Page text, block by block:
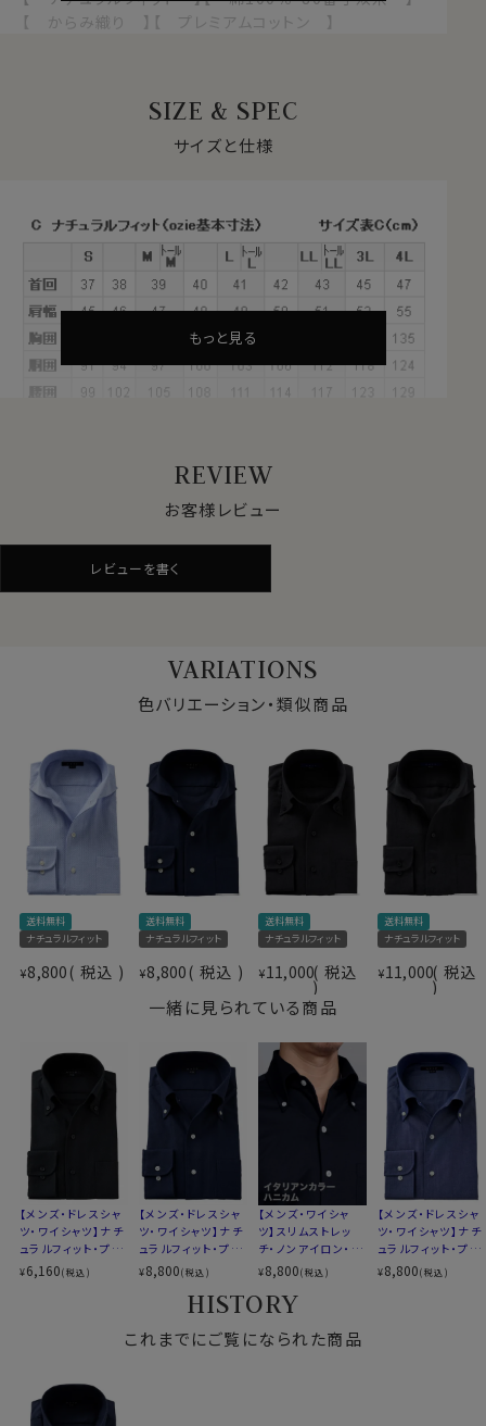
【 からみ織り 】【 プレミアムコットン 】
●プレミアムコットン＝超長綿とは？
綿は一般的に繊維が長いほうが上質となります。
その超長綿は、世界の綿生産量の3％しかない希少な高
級綿プレミアムコットンです。
通常の綿より
・しなやかで柔らかな風合い
・自然な美しい光沢
特殊な機械と、熟練の技術者なしには量産することがで
きない、世界的に見て希少性の高いシャツ生地＝それが
からみ織りです。
実際メッシュ状に織り込まれた目の粗いからみ織りは、
シャリ感が強く、汗をかいた際にべたっと肌に張り付きに
よって清涼感と風通しのいい通気性の良さを併せ持った、
春夏秋と3シーズンで着用するのに最適なシャツ生地で
す。
からみ織りを使用したシャツは、素肌で着用してこそ生
地特性がわかるシャツ。
※生地の特性上、若干透け感があります。
インナーを着用される際、透け感が気になる方はシャツ
ごしに透けづらいベージュのインナーをおすすめいたし
●スキッパータイプのイタリアンカラーシャツ
このシャツは衿と前立ての裏部分がオープンカラーのよ
うに縫い目がなく、1枚の生地でつながって出来ている、
衿開きのいいノーネクタイ専用シャツ。
衿がきれいに開くように第2ボタンの位置を少し下げてい
ます。
さらに一番上にボタンのないスキッパータイプにて生産。
衿高をやや高くすることにより、より一層衿のロールが大
ャツといえるでしょう。
WEBミーティングの画面映えも抜群です！
SIZE & SPEC
サイズと仕様
仕様表
素材
綿100％（80番手双糸）
プレミアムコットン.
素材名
からみ織り
イタリアンカラー（ワンピースカラー）
スキッパータイプ
ボタンダウン
キーパー
なし
裏前立て
バックダーツ入り
ポケット
ポケットあり
織柄無地
カフス
アジャスタブル
コンバーチブルカフス
衿高
後5.0cm
トールM-88・L-90・LL-90cm
全１２サイズ
生産国
もっと見る
REVIEW
お客様レビュー
レビューを書く
VARIATIONS
色バリエーション・類似商品
送料無料
ナチュラルフィット
¥8,800 税込
送料無料
ナチュラルフィット
¥8,800 税込
送料無料
ナチュラルフィット
¥11,000 税込
送料無料
ナチュラルフィット
¥11,000 税込
一緒に見られている商品
【メンズ・ドレスシャ
ツ・ワイシャツ】ナチ
ュラルフィット・プレ
ミアムコットン・から
み織り・イタリアンカ
¥6,160(税込)
【メンズ・ドレスシャ
ツ・ワイシャツ】ナチ
ュラルフィット・プレ
ミアムコットン・から
み織り・イタリアンカ
ラー・ボタンダウン・
第一ボタンあり
¥8,800(税込)
【メンズ・ワイシャ
ツ】スリムストレッ
チ・ノンアイロン・ド
ライ・ニット・イタリ
アンカラー・ボタン
ダウン・第一ボタン
あり
¥8,800(税込)
【メンズ・ドレスシャ
ツ・ワイシャツ】ナチ
ュラルフィット・プレ
ミアムコットン・ブロ
ード・イタリアンカラ
¥8,800(税込)
HISTORY
これまでにご覧になられた商品